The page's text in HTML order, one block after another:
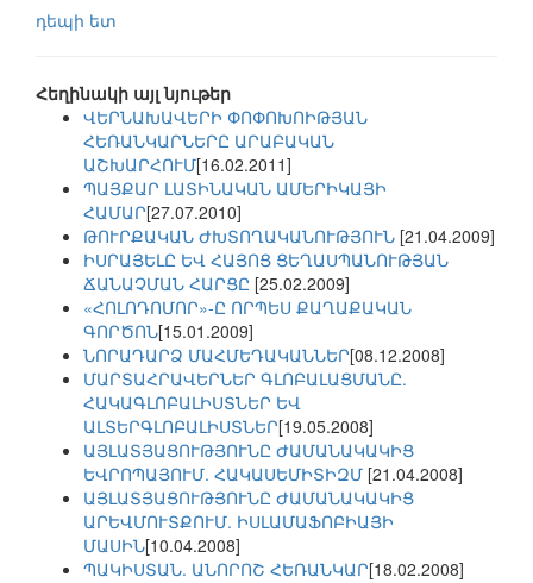
դեպի ետ
Հեղինակի այլ նյութեր
ՎԵՐՆԱԽԱՎԵՐԻ ՓՈՓՈԽՈԻԹՅԱՆ
ՀԵՌԱՆԿԱՐՆԵՐԸ ԱՐԱԲԱԿԱՆ
ԱՇԽԱՐՀՈՒՄ[16.02.2011]
ՊԱՅՔԱՐ ԼԱՏԻՆԱԿԱՆ ԱՄԵՐԻԿԱՅԻ
ՀԱՄԱՐ[27.07.2010]
ԹՈՒՐՔԱԿԱՆ ԺԽՏՈՂԱԿԱՆՈՒԹՅՈՒՆ [21.04.2009]
ԻՍՐԱՅԵԼԸ ԵՎ ՀԱՅՈՑ ՑԵՂԱՍՊԱՆՈՒԹՅԱՆ
ՃԱՆԱՉՄԱՆ ՀԱՐՑԸ [25.02.2009]
«ՀՈԼՈԴՈՄՈՐ»-Ը ՈՐՊԵՍ ՔԱՂԱՔԱԿԱՆ
ԳՈՐԾՈՆ[15.01.2009]
ՆՈՐԱԴԱՐՁ ՄԱՀՄԵԴԱԿԱՆՆԵՐ[08.12.2008]
ՄԱՐՏԱՀՐԱՎԵՐՆԵՐ ԳԼՈԲԱԼԱՑՄԱՆԸ.
ՀԱԿԱԳԼՈԲԱԼԻՍՏՆԵՐ ԵՎ
ԱԼՏԵՐԳԼՈԲԱԼԻՍՏՆԵՐ[19.05.2008]
ԱՅԼԱՏՅԱՑՈՒԹՅՈՒՆԸ ԺԱՄԱՆԱԿԱԿԻՑ
ԵՎՐՈՊԱՅՈՒՄ. ՀԱԿԱՍԵՄԻՏԻԶՄ [21.04.2008]
ԱՅԼԱՏՅԱՑՈՒԹՅՈՒՆԸ ԺԱՄԱՆԱԿԱԿԻՑ
ԱՐԵՎՄՈՒՏՔՈՒՄ. ԻՍԼԱՄԱՖՈԲԻԱՅԻ
ՄԱՍԻՆ[10.04.2008]
ՊԱԿԻՍՏԱՆ. ԱՆՈՐՈՇ ՀԵՌԱՆԿԱՐ[18.02.2008]